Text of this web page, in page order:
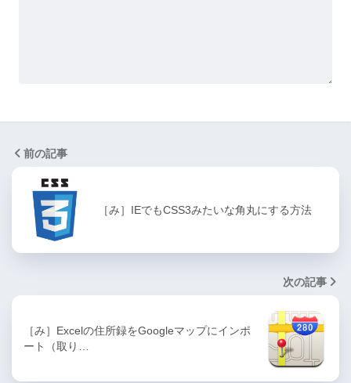
前の記事
［み］IEでもCSS3みたいな角丸にする方法
次の記事
［み］Excelの住所録をGoogleマップにインポ
ート（取り…